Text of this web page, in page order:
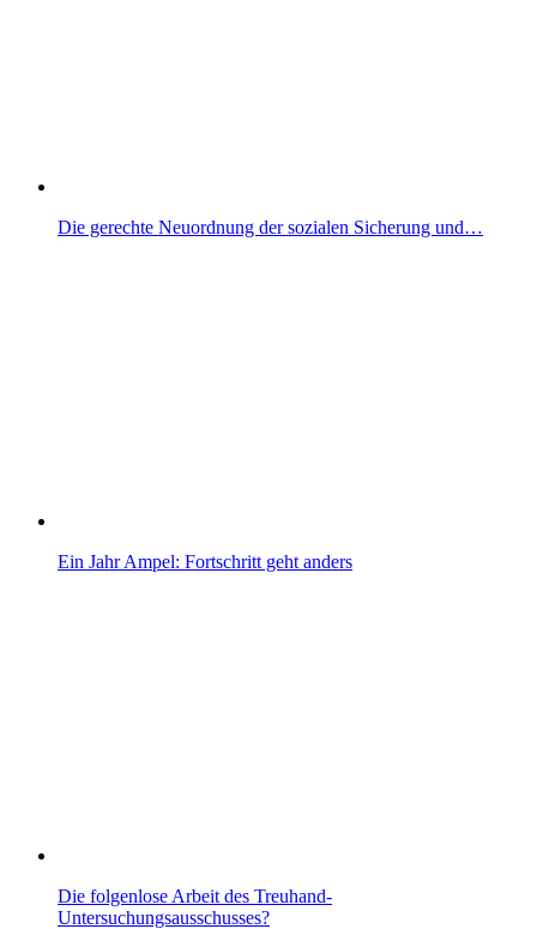
Die gerechte Neuordnung der sozialen Sicherung und…
Ein Jahr Ampel: Fortschritt geht anders
Die folgenlose Arbeit des Treuhand-
Untersuchungsausschusses?